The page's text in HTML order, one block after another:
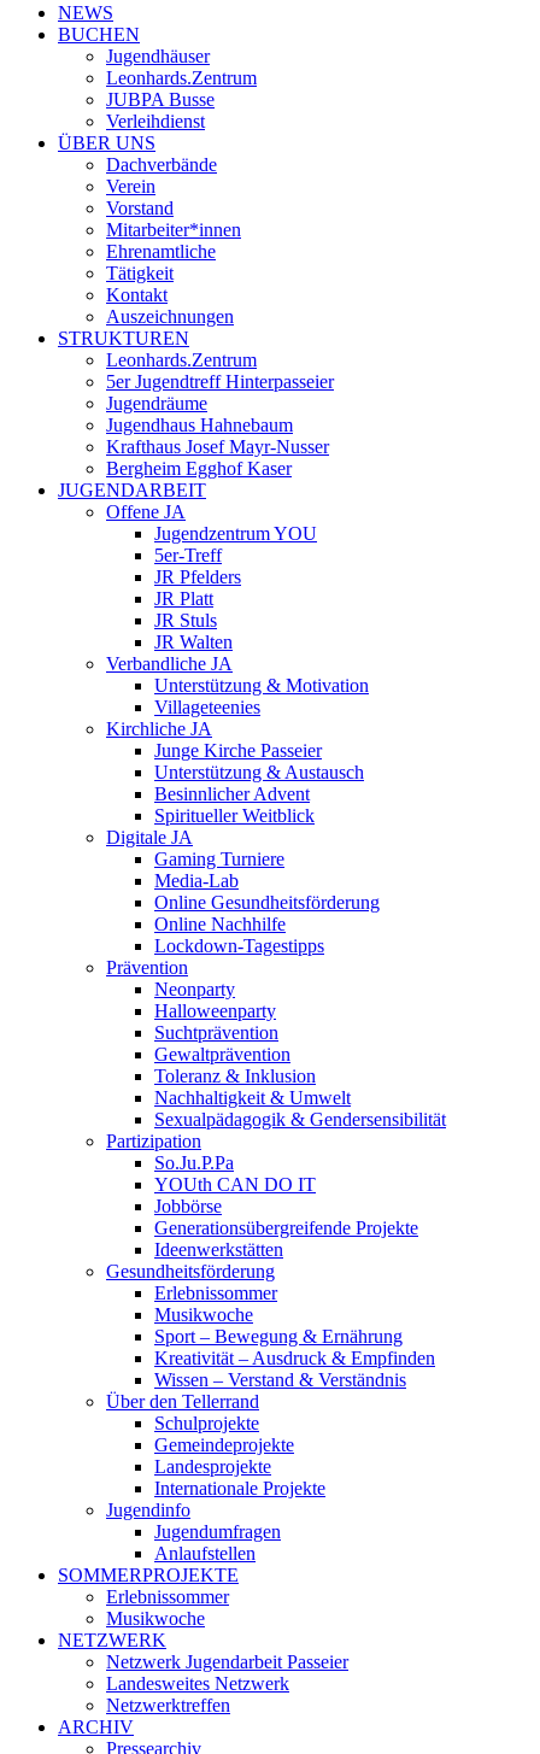
Close
Menu
NEWS
BUCHEN
Jugendhäuser
Leonhards.Zentrum
JUBPA Busse
Verleihdienst
ÜBER UNS
Dachverbände
Verein
Vorstand
Mitarbeiter*innen
Ehrenamtliche
Tätigkeit
Kontakt
Auszeichnungen
STRUKTUREN
Leonhards.Zentrum
5er Jugendtreff Hinterpasseier
Jugendräume
Jugendhaus Hahnebaum
Krafthaus Josef Mayr-Nusser
Bergheim Egghof Kaser
JUGENDARBEIT
Offene JA
Jugendzentrum YOU
5er-Treff
JR Pfelders
JR Platt
JR Stuls
JR Walten
Verbandliche JA
Unterstützung & Motivation
Villageteenies
Kirchliche JA
Junge Kirche Passeier
Unterstützung & Austausch
Besinnlicher Advent
Spiritueller Weitblick
Digitale JA
Gaming Turniere
Media-Lab
Online Gesundheitsförderung
Online Nachhilfe
Lockdown-Tagestipps
Prävention
Neonparty
Halloweenparty
Suchtprävention
Gewaltprävention
Toleranz & Inklusion
Nachhaltigkeit & Umwelt
Sexualpädagogik & Gendersensibilität
Partizipation
So.Ju.P.Pa
YOUth CAN DO IT
Jobbörse
Generationsübergreifende Projekte
Ideenwerkstätten
Gesundheitsförderung
Erlebnissommer
Musikwoche
Sport – Bewegung & Ernährung
Kreativität – Ausdruck & Empfinden
Wissen – Verstand & Verständnis
Über den Tellerrand
Schulprojekte
Gemeindeprojekte
Landesprojekte
Internationale Projekte
Jugendinfo
Jugendumfragen
Anlaufstellen
SOMMERPROJEKTE
Erlebnissommer
Musikwoche
NETZWERK
Netzwerk Jugendarbeit Passeier
Landesweites Netzwerk
Netzwerktreffen
ARCHIV
Pressearchiv